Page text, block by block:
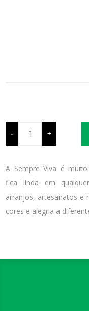
- +
A Sempre Viva é
fica linda em
arranjos, artesanatos e
cores e alegria a